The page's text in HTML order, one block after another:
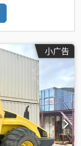
小广告